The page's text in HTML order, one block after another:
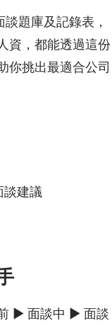
題庫及記錄表，
資，都能透過這份
你挑出最適合公司
談建議
▶ 面談中 ▶ 面談